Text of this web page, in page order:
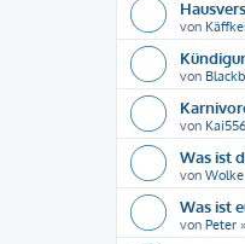
von
von
von Kai556
Was ist
von Wolke
Was ist
von Peter »